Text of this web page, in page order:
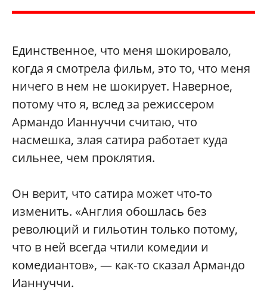
Единственное, что меня шокировало,
когда я смотрела фильм, это то, что меня
ничего в нем не шокирует. Наверное,
потому что я, вслед за режиссером
Армандо Ианнуччи считаю, что
насмешка, злая сатира работает куда
сильнее, чем проклятия.
Он верит, что сатира может что-то
изменить. «Англия обошлась без
революций и гильотин только потому,
что в ней всегда чтили комедии и
комедиантов», — как-то сказал Армандо
Ианнуччи.